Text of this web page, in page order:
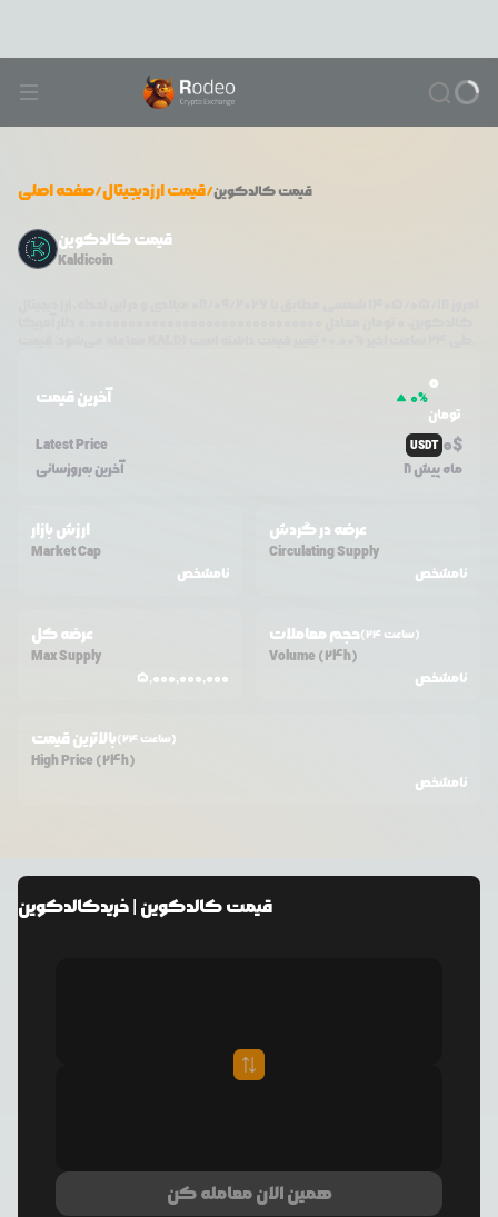
صفحه اصلی/قیمت ارزدیجیتال/ قیمتکالدکوین
قیمت کالدکوین
Kaldicoin
آخرین قیمت 0%
0
تومان
Latest Price
USDT 0$
آخرین به‌روزسانی 8 ماه پیش
ارزش بازار
Market Cap
نامشخص
عرضه در گردش
Circulating Supply
نامشخص
عرضه کل
Max Supply
5,000,000,000
حجم معاملات (24 ساعت)
Volume (24h)
نامشخص
بالاترین قیمت (24 ساعت)
High Price (24h)
نامشخص
قیمتکالدکوین | خریدکالدکوین
همین الان معامله کن